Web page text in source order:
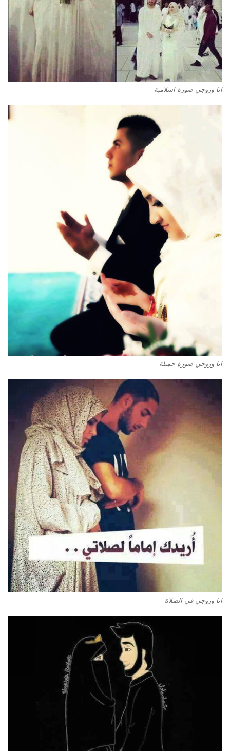
انا وزوجي صورة اسلامية
انا وزوجي صورة جميلة
انا وزوجي في الصلاة